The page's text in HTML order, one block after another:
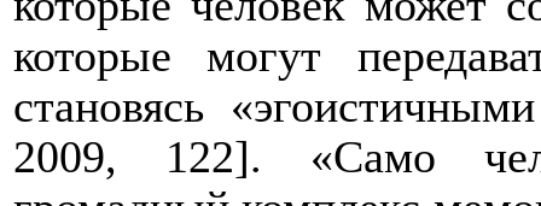
которые могут
становясь
2009, 122]. «Само